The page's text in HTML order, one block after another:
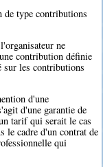
de type contributions
ne
contribution définie
sur les contributions
d'une
d'une garantie de
tarif qui serait le cas
le cadre d'un contrat de
qui